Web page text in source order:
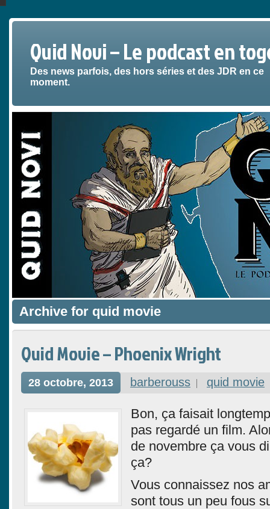
Quid Novi – Le podcast en
Des news parfois, des hors séries et des JDR en ce
moment.
Archive for quid movie
Quid Movie – Phoenix Wright
28 octobre, 2013 barberouss quid movie
Bon, ça faisait
pas regardé un film.
de novembre ça vous
ça?
Vous connaissez nos
sont tous un peu fous